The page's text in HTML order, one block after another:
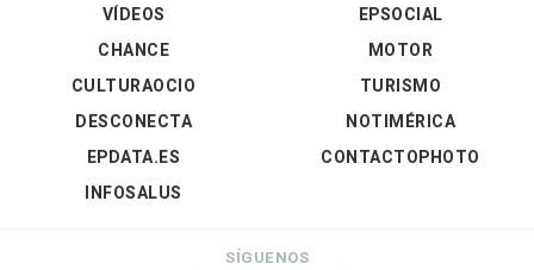
VÍDEOS
EPSOCIAL
CHANCE
CULTURAOCIO
DESCONECTA
EPDATA.ES
INFOSALUS
MOTOR
TURISMO
NOTIMÉRICA
CONTACTOPHOTO
SÍGUENOS